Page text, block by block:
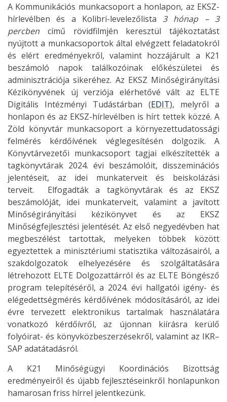
A Kommunikációs munkacsoport a honlapon, az EKSZ-
hírlevélben és a Kolibri-levelezőlista 3 hónap – 3
percben című rövidfilmjén keresztül tájékoztatást
nyújtott a munkacsoportok által elvégzett feladatokról
és elért eredményekről, valamint hozzájárult a K21
beszámoló napok találkozóinak előkészületei és
adminisztrációja sikeréhez. Az EKSZ Minőségirányítási
Kézikönyvének új verziója elérhetővé vált az ELTE
Digitális Intézményi Tudástárban (EDIT), melyről a
honlapon és az EKSZ-hírlevélben is hírt tettek közzé. A
Zöld könyvtár munkacsoport a környezettudatossági
felmérés kérdőívének véglegesítésén dolgozik. A
Könyvtárvezetői munkacsoport tagjai elkészítették a
tagkönyvtárak 2024. évi beszámolóit, disszeminációs
jelentéseit, az idei munkaterveit és beiskolázási
terveit. Elfogadták a tagkönyvtárak és az EKSZ
beszámolóját, idei munkaterveit, valamint a javított
Minőségirányítási kézikönyvet és az EKSZ
Minőségfejlesztési jelentését. Az első negyedévben hat
megbeszélést tartottak, melyeken többek között
egyeztettek a minisztériumi statisztika változásairól, a
szakdolgozatok elhelyezésére és szolgáltatására
létrehozott ELTE Dolgozattárról és az ELTE Böngésző
program telepítéséről, a 2024. évi hallgatói igény- és
elégedettségmérés kérdőívének módosításáról, az idei
évre tervezett elektronikus tartalmak használatára
vonatkozó kérdőívről, az újonnan kiírásra kerülő
folyóirat- és könyvközbeszerzésekről, valamint az IKR–
SAP adatátadásról.
A K21 Minőségügyi Koordinációs Bizottság
eredményeiről és újabb fejlesztéseinkről honlapunkon
hamarosan friss hírrel jelentkezünk.